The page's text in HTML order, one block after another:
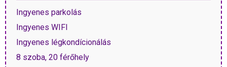
Ingyenes parkolás
Ingyenes WIFI
Ingyenes légkondícionálás
8 szoba, 20 férőhely